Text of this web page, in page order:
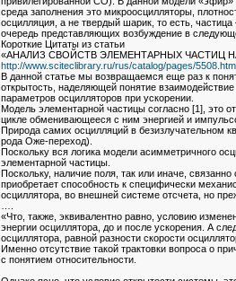
среда заполнения это микроосцилляторы,
осцилляция, а не твердый шарик, то есть,
очередь представляющих возбуждение в
Короткие Цитаты из статьи
«АНАЛИЗ СВОЙСТВ ЭЛЕМЕНТАРНЫХ
http://www.sciteclibrary.ru/rus/catalog/pages/
В данной статье мы возвращаемся еще раз к
открытость, наделяющей понятие
параметров осцилляторов при ускорении.
Модель элементарной частицы согласно [1], это
цикле обменивающееся с ним энергией и
Природа самих осцилляций в безизлучательном
рода Оже-переход).
Поскольку вся логика модели асимметричного
элементарной частицы.
Поскольку, наличие поля, так или иначе,
приобретает способность к специфически
осциллятора, во внешней системе отсчета, но
«Что, также, эквивалентно равно, условию
энергии осциллятора, до и после ускорения. А
осциллятора, равной разности скорости
Именно отсутствие такой трактовки вопроса о
с понятием относительности.